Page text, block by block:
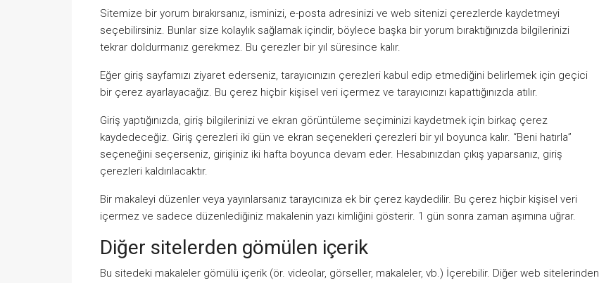
Sitemize bir yorum bırakırsanız, isminizi, e-posta adresinizi ve web sitenizi çerezlerde kaydetmeyi
seçebilirsiniz. Bunlar size kolaylık sağlamak içindir, böylece başka bir yorum bıraktığınızda bilgilerinizi
tekrar doldurmanız gerekmez. Bu çerezler bir yıl süresince kalır.
Eğer giriş sayfamızı ziyaret ederseniz, tarayıcınızın çerezleri kabul edip etmediğini belirlemek için geçici
bir çerez ayarlayacağız. Bu çerez hiçbir kişisel veri içermez ve tarayıcınızı kapattığınızda atılır.
Giriş yaptığınızda, giriş bilgilerinizi ve ekran görüntüleme seçiminizi kaydetmek için birkaç çerez
kaydedeceğiz. Giriş çerezleri iki gün ve ekran seçenekleri çerezleri bir yıl boyunca kalır. “Beni hatırla”
seçeneğini seçerseniz, girişiniz iki hafta boyunca devam eder. Hesabınızdan çıkış yaparsanız, giriş
çerezleri kaldırılacaktır.
Bir makaleyi düzenler veya yayınlarsanız tarayıcınıza ek bir çerez kaydedilir. Bu çerez hiçbir kişisel veri
içermez ve sadece düzenlediğiniz makalenin yazı kimliğini gösterir. 1 gün sonra zaman aşımına uğrar.
Diğer sitelerden gömülen içerik
Bu sitedeki makaleler gömülü içerik (ör. videolar, görseller, makaleler, vb.) İçerebilir. Diğer web sitelerinden